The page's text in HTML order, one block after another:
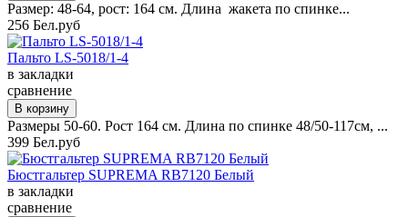
Размер: 48-64, рост: 164 см. Длина жакета по спинке...
256 Бел.руб
Пальто LS-5018/1-4
в закладки
сравнение
Размеры 50-60. Рост 164 см. Длина по спинке 48/50-117см, ...
399 Бел.руб
Бюстгальтер SUPREMA RB7120 Белый
в закладки
сравнение